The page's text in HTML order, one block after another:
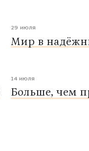
29 июля
Мир в
14 июля
Больше, чем